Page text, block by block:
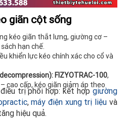
giãn cột sống
kéo giãn thắt lưng, giường cơ –
hạn chế.
khiển lực kéo chính xác cho cổ và
FIZYOTRAC-100,
cao cấp, kéo giãn giảm áp theo
trị phối hợp: kết hợp giường
, máy điện xung trị liệu và
hiệu quả.